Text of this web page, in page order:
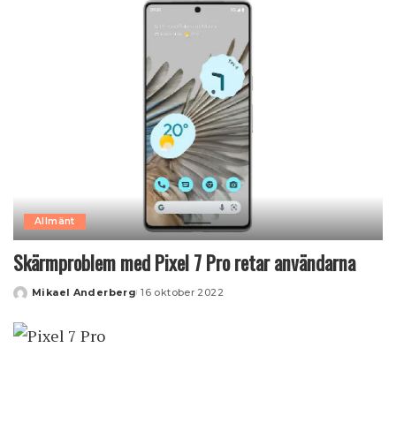
Allmänt
Skärmproblem med Pixel 7 Pro retar användarna
Posted
Mikael Anderberg 16 oktober 2022